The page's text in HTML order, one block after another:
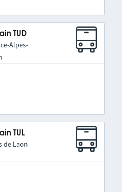
TUD
Alpes-
TUL
de Laon